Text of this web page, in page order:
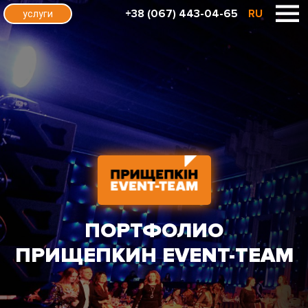
+38 (067) 443-04-65 RU
услуги
ПОРТФОЛИО
ПРИЩЕПКИН EVENT-TEAM